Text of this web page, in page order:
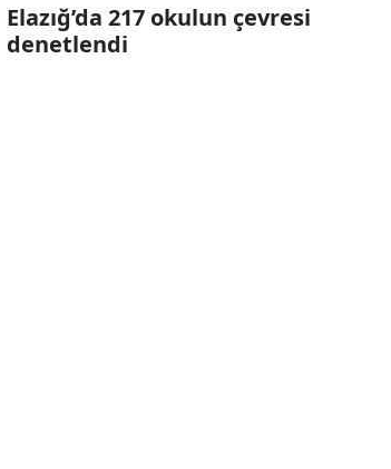
Elazığ’da 217 okulun çevresi
denetlendi